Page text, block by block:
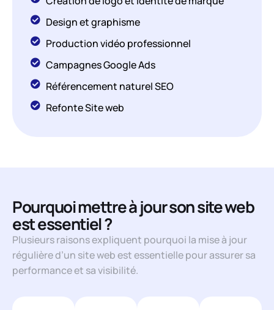
Design et graphisme
Production vidéo professionnel
Campagnes Google Ads
Référencement naturel SEO
Refonte Site web
Pourquoi mettre à jour son site web
est essentiel ?
Plusieurs raisons expliquent pourquoi la mise à jour
régulière d’un site web est essentielle pour assurer sa
performance et sa visibilité.